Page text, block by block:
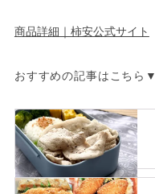
商品詳細｜柿安公式サイト
おすすめの記事はこちら▼